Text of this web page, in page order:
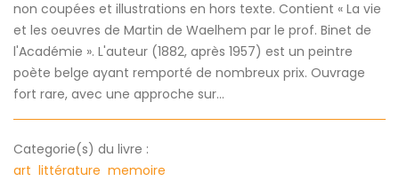
non coupées et illustrations en hors texte. Contient « La vie
et les oeuvres de Martin de Waelhem par le prof. Binet de
l'Académie ». L'auteur (1882, après 1957) est un peintre
poète belge ayant remporté de nombreux prix. Ouvrage
fort rare, avec une approche sur...
Categorie(s) du livre :
art littérature memoire